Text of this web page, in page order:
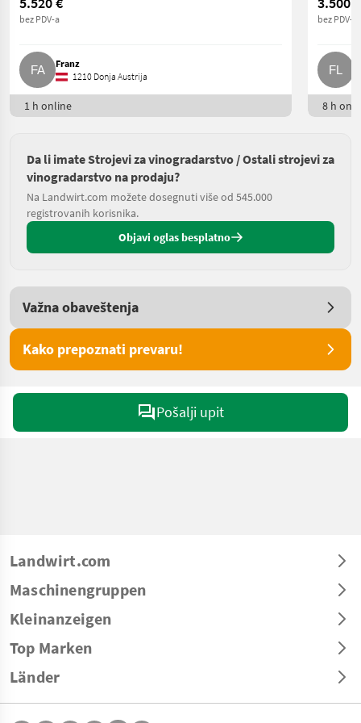
bez PDV-a
Franz
1210 Donja Austrija
1 h online
bez PDV-a
8 h
Da li imate Strojevi za vinogradarstvo / Ostali strojevi za
vinogradarstvo na prodaju?
Na Landwirt.com možete dosegnuti više od 545.000
registrovanih korisnika.
Objavi oglas besplatno
Važna obaveštenja
Kako prepoznati prevaru!
Pošalji upit
Landwirt.com
Maschinengruppen
Kleinanzeigen
Top Marken
Länder